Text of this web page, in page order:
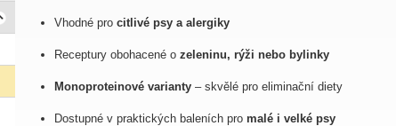
Vhodné pro citlivé psy a alergiky
Receptury obohacené o zeleninu, rýži nebo bylinky
Monoproteinové varianty – skvělé pro eliminační diety
Dostupné v praktických baleních pro malé i velké psy